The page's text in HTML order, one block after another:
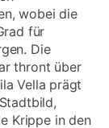
wobei die
für
Die
thront über
Vella prägt
Krippe in den